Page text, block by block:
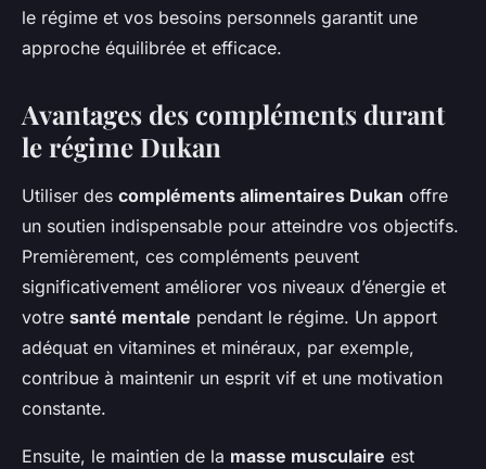
le régime et vos besoins personnels garantit une
approche équilibrée et efficace.
Avantages des compléments durant
le régime Dukan
Utiliser des compléments alimentaires Dukan offre
un soutien indispensable pour atteindre vos objectifs.
Premièrement, ces compléments peuvent
significativement améliorer vos niveaux d’énergie et
votre santé mentale pendant le régime. Un apport
adéquat en vitamines et minéraux, par exemple,
contribue à maintenir un esprit vif et une motivation
constante.
Ensuite, le maintien de la masse musculaire est